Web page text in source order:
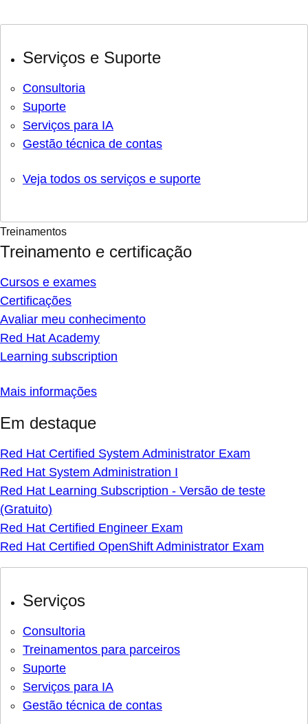
Serviços e Suporte
Consultoria
Suporte
Serviços para IA
Gestão técnica de contas
Veja todos os serviços e suporte
Treinamentos
Treinamento e certificação
Cursos e exames
Certificações
Avaliar meu conhecimento
Red Hat Academy
Learning subscription
Mais informações
Em destaque
Red Hat Certified System Administrator Exam
Red Hat System Administration I
Red Hat Learning Subscription - Versão de teste
(Gratuito)
Red Hat Certified Engineer Exam
Red Hat Certified OpenShift Administrator Exam
Serviços
Consultoria
Treinamentos para parceiros
Suporte
Serviços para IA
Gestão técnica de contas